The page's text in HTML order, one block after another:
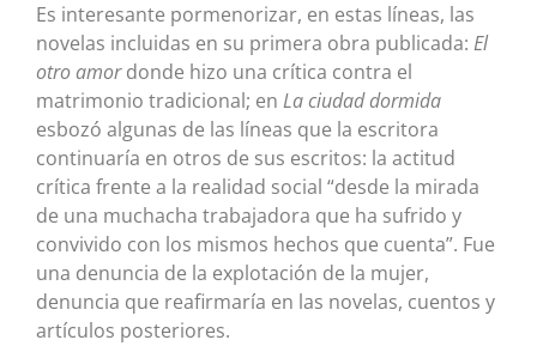
Es interesante pormenorizar, en estas líneas, las
novelas incluidas en su primera obra publicada: El
otro amordonde hizo una crítica contra el
matrimonio tradicional; en La ciudad dormida
esbozó algunas de las líneas que la escritora
continuaría en otros de sus escritos: la actitud
crítica frente a la realidad social “desde la mirada
de una muchacha trabajadora que ha sufrido y
convivido con los mismos hechos que cuenta”. Fue
una denuncia de la explotación de la mujer,
denuncia que reafirmaría en las novelas, cuentos y
artículos posteriores.